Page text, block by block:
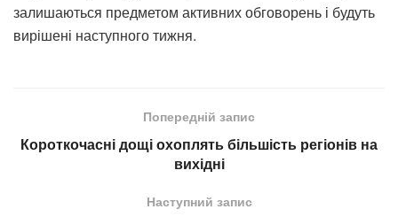
залишаються предметом активних обговорень і будуть
вирішені наступного тижня.
Попередній запис
Короткочасні дощі охоплять більшість регіонів на
вихідні
Наступний запис